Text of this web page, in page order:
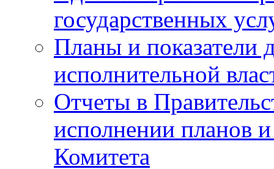
государственных
Планы и показатели
исполнительной
Отчеты в
исполнении планов и
Комитета